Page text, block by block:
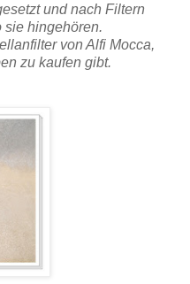
und nach Filtern
sie hingehören.
von Alfi Mocca,
zu kaufen gibt.